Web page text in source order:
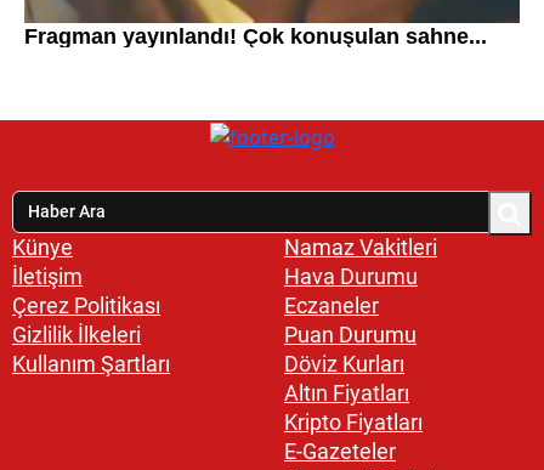
Künye
İletişim
Çerez Politikası
Gizlilik İlkeleri
Kullanım Şartları
Namaz Vakitleri
Hava Durumu
Eczaneler
Puan Durumu
Döviz Kurları
Altın Fiyatları
Kripto Fiyatları
E-Gazeteler